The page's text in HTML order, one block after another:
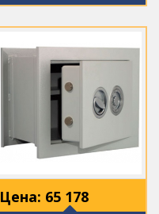
Цена: 65 178